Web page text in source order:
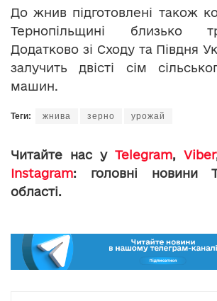
До жнив підготовлені також
Тернопільщині близько
Додатково зі Сходу та Півдня
залучить двісті сім
машин.
Теги: жнива зерно урожай
Читайте нас у Telegram, Viber
Instagram: головні новини
області.